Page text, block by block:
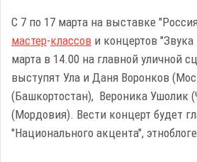
С 7 по 17 марта на выставке
мастер-классов и концертов
марта в 14.00 на главной уличной
выступят Ула и Даня Воронков
(Башкортостан), Вероника Ушолик
(Мордовия). Вести концерт будет
"Национального акцента",